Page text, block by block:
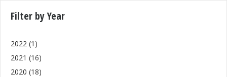
Filter by Year
2022 (1)
2021 (16)
2020 (18)